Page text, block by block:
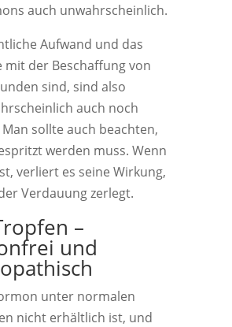
auch unwahrscheinlich.
Aufwand und das
mit der Beschaffung von
sind, sind also
auch noch
sollte auch beachten,
werden muss. Wenn
verliert es seine Wirkung,
Verdauung zerlegt.
–
und
unter normalen
nicht erhältlich ist, und